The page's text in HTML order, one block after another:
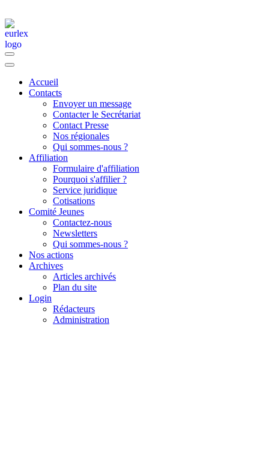
Accueil
Contacts
Envoyer un message
Contacter le Secrétariat
Contact Presse
Nos régionales
Qui sommes-nous ?
Affiliation
Formulaire d'affiliation
Pourquoi s'affilier ?
Service juridique
Cotisations
Comité Jeunes
Contactez-nous
Newsletters
Qui sommes-nous ?
Nos actions
Archives
Articles archivés
Plan du site
Login
Rédacteurs
Administration